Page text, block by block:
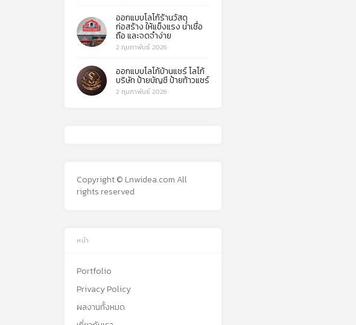
ออกแบบโลโก้ร้านวัสดุ
ก่อสร้าง ให้แข็งแรง น่าเชื่อ
ถือ และจดจำง่าย
2 กุมภาพันธ์ 2026
ออกแบบโลโก้บ้านแชร์ โลโก้
บริษัท ป้ายบัญชี ป้ายท้าวแชร์
2 กุมภาพันธ์ 2026
Copyright © Lnwidea.com All
rights reserved
หน้า
Portfolio
Privacy Policy
ผลงานทั้งหมด